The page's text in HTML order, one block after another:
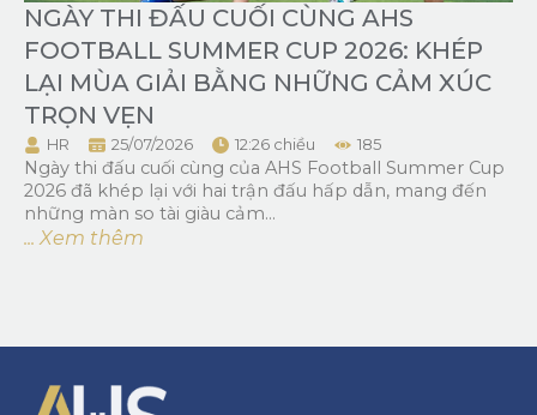
NGÀY THI ĐẤU CUỐI CÙNG AHS
FOOTBALL SUMMER CUP 2026: KHÉP
LẠI MÙA GIẢI BẰNG NHỮNG CẢM XÚC
TRỌN VẸN
HR 25/07/2026 12:26 chiều 185
Ngày thi đấu cuối cùng của AHS Football Summer Cup
2026 đã khép lại với hai trận đấu hấp dẫn, mang đến
những màn so tài giàu cảm...
... Xem thêm